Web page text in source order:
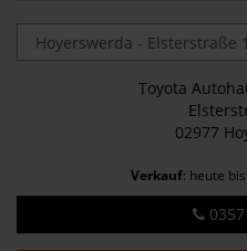
Toyota
02977
Verkauf: heute